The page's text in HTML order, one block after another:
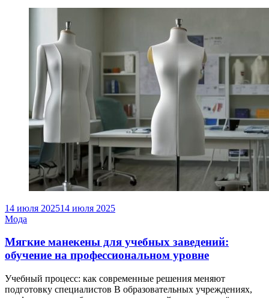
14 июля 202514 июля 2025
Мода
Мягкие манекены для учебных заведений:
обучение на профессиональном уровне
Учебный процесс: как современные решения меняют
подготовку специалистов В образовательных учреждениях,